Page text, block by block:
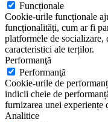
Funcționale
Cookie-urile funcționale
funcționalități, cum ar fi
platformele de socializare,
caracteristici ale terților.
Performanţă
Performanţă
Cookie-urile de
indicii cheie de
furnizarea unei
Analitice